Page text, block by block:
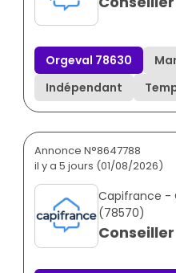
Orgeval 78630
Indépendant
Annonce N°8647788
il y a 5 jours (01/08/2026)
Capifrance -
(78570)